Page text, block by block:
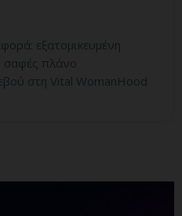
εξατομικευμένη
σαφές πλάνο
στη Vital WomanHood